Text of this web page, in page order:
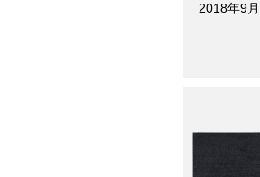
2018年9月